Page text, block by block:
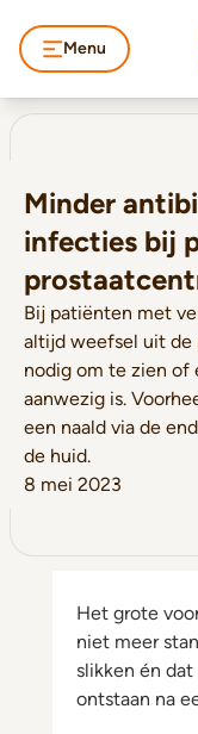
Menu
Minder
infecties bij
Bij patiënten met
altijd weefsel uit de
nodig om te zien of
aanwezig is.
een naald via de
de huid.
8 mei 2023
Het grote
niet meer
slikken én
ontstaan na